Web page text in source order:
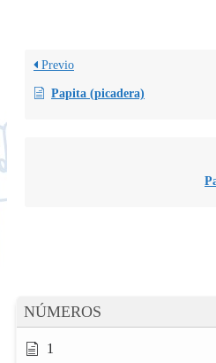
NÚMEROS
1
Previo
Papita (picadera)